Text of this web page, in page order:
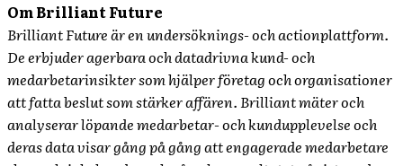
Om Brilliant Future
Brilliant Future är en undersöknings- och actionplattform.
De erbjuder agerbara och datadrivna kund- och
medarbetarinsikter som hjälper företag och organisationer
att fatta beslut som stärker affären. Brilliant mäter och
analyserar löpande medarbetar- och kundupplevelse och
deras data visar gång på gång att engagerade medarbetare